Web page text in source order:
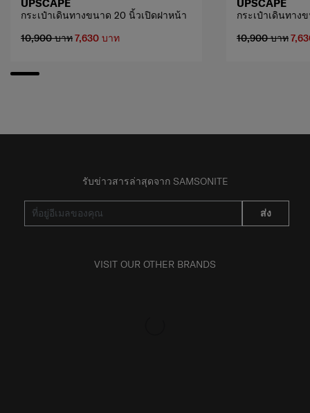
UPSCAPE
กระเป๋าเดินทางขนาด 20 นิ้วเปิดฝาหน้า
10,900 บาท7,630 บาท
UPSCAPE
กระเป๋าเดินทาง
10,900 บาท
รับข่าวสารล่าสุดจาก SAMSONITE
ส่ง
VISIT OUR OTHER BRANDS